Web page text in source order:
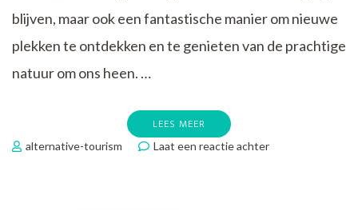
blijven, maar ook een fantastische manier om nieuwe
plekken te ontdekken en te genieten van de prachtige
natuur om ons heen. …
LEES MEER
alternative-tourism Laat een reactie achterop